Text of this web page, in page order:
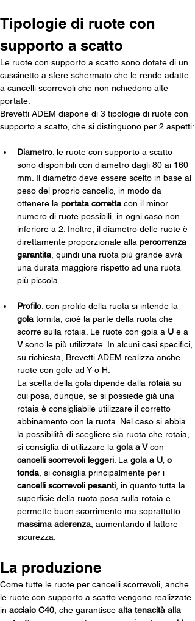
Tipologie di ruote con
supporto a scatto
Le ruote con supporto a scatto sono dotate di un
cuscinetto a sfere schermato che le rende adatte
a cancelli scorrevoli che non richiedono alte
portate.
Brevetti ADEM dispone di 3 tipologie di ruote con
supporto a scatto, che si distinguono per 2 aspetti:
Diametro: le ruote con supporto a scatto
sono disponibili con diametro dagli 80 ai 160
mm. Il diametro deve essere scelto in base al
peso del proprio cancello, in modo da
ottenere la portata corretta con il minor
numero di ruote possibili, in ogni caso non
inferiore a 2. Inoltre, il diametro delle ruote è
direttamente proporzionale alla percorrenza
garantita , quindi una ruota più grande avrà
una durata maggiore rispetto ad una ruota
più piccola.
Profilo: con profilo della ruota si intende la
gola tornita, cioè la parte della ruota che
scorre sulla rotaia. Le ruote con gola a U e a
V sono le più utilizzate. In alcuni casi specifici,
su richiesta, Brevetti ADEM realizza anche
ruote con gole ad Y o H.
La scelta della gola dipende dalla rotaia su
cui posa, dunque, se si possiede già una
rotaia è consigliabile utilizzare il corretto
abbinamento con la ruota. Nel caso si abbia
la possibilità di scegliere sia ruota che rotaia,
si consiglia di utilizzare la gola a V con
cancelli scorrevoli leggeri . La gola a U, o
tonda , si consiglia principalmente per i
cancelli scorrevoli pesanti , in quanto tutta la
superficie della ruota posa sulla rotaia e
permette buon scorrimento ma soprattutto
massima aderenza , aumentando il fattore
sicurezza.
La produzione
Come tutte le ruote per cancelli scorrevoli, anche
le ruote con supporto a scatto vengono realizzate
in acciaio C40 , che garantisce alta tenacità alla